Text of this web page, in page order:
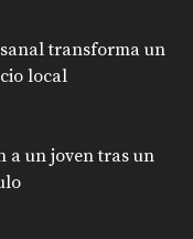
transforma un
local
a un joven tras un